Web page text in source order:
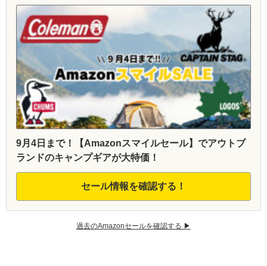
9月4日まで！【Amazonスマイルセール】でアウトブ
ランドのキャンプギアが大特価！
セール情報を確認する！
過去のAmazonセールを確認する ▶︎